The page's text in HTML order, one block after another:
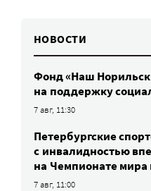
НОВОСТИ
Фонд «Наш
на поддержку
7 авг, 11:30
Петербургские
c инвалидностью
на Чемпионате мира
7 авг, 11:00